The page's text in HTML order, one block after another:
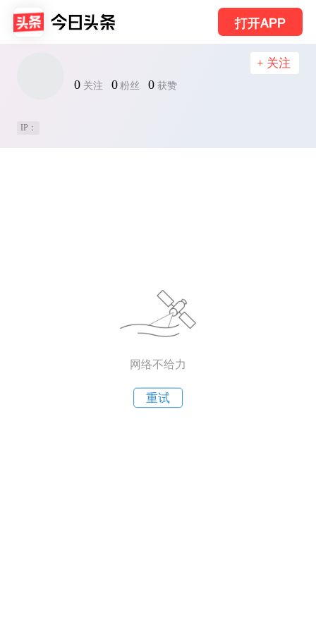
打开APP
0 关注 0 粉丝 0 获赞
+ 关注
IP：
网络不给力
重试